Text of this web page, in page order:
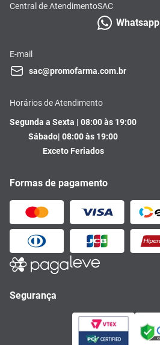
Central de AtendimentoSAC
Whatsapp
E-mail
sac@promofarma.com.br
Horários de Atendimento
Segunda a Sexta | 08:00 às 19:00
Sábado| 08:00 às 19:00
Exceto Feriados
Formas de pagamento
Segurança